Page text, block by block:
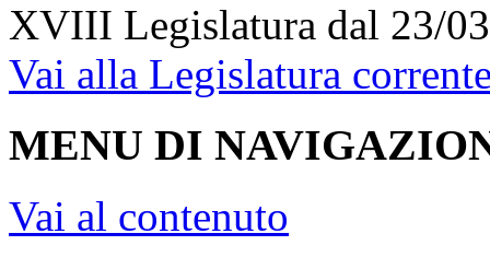
XVIII Legislatura dal 23/
Vai alla Legislatura
MENU DI
Vai al contenuto